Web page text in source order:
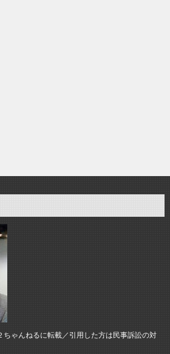
ちゃんねるに転載／引用した方は民事訴訟の対